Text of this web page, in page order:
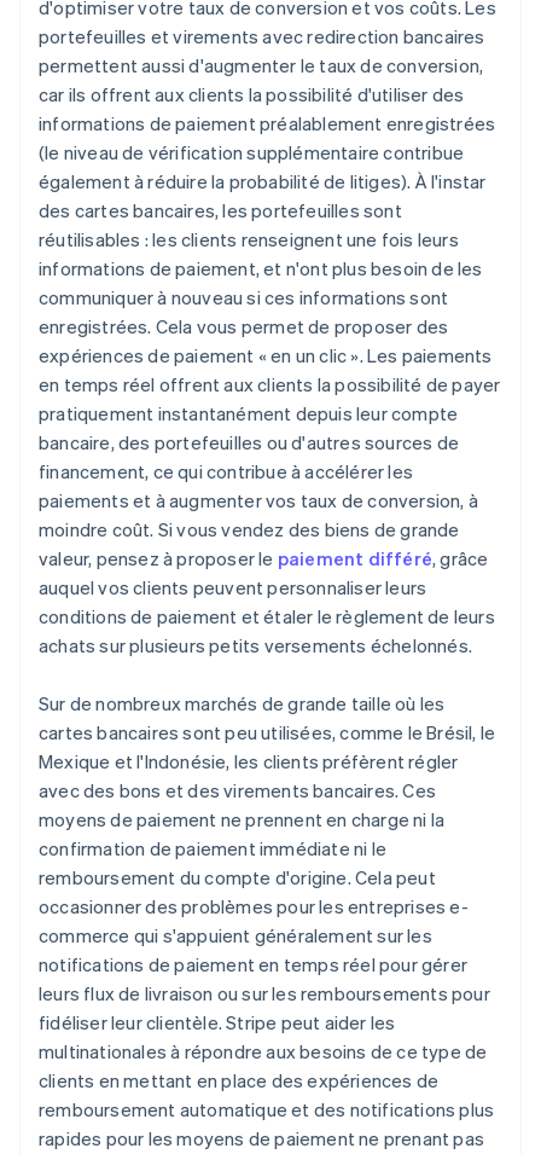
d'optimiser votre taux de conversion et vos coûts. Les
portefeuilles et virements avec redirection bancaires
permettent aussi d'augmenter le taux de conversion,
car ils offrent aux clients la possibilité d'utiliser des
informations de paiement préalablement enregistrées
(le niveau de vérification supplémentaire contribue
également à réduire la probabilité de litiges). À l'instar
des cartes bancaires, les portefeuilles sont
réutilisables : les clients renseignent une fois leurs
informations de paiement, et n'ont plus besoin de les
communiquer à nouveau si ces informations sont
enregistrées. Cela vous permet de proposer des
expériences de paiement « en un clic ». Les paiements
en temps réel offrent aux clients la possibilité de payer
pratiquement instantanément depuis leur compte
bancaire, des portefeuilles ou d'autres sources de
financement, ce qui contribue à accélérer les
paiements et à augmenter vos taux de conversion, à
moindre coût. Si vous vendez des biens de grande
valeur, pensez à proposer le paiement différé, grâce
auquel vos clients peuvent personnaliser leurs
conditions de paiement et étaler le règlement de leurs
achats sur plusieurs petits versements échelonnés.
Sur de nombreux marchés de grande taille où les
cartes bancaires sont peu utilisées, comme le Brésil, le
Mexique et l'Indonésie, les clients préfèrent régler
avec des bons et des virements bancaires. Ces
moyens de paiement ne prennent en charge ni la
confirmation de paiement immédiate ni le
remboursement du compte d'origine. Cela peut
occasionner des problèmes pour les entreprises e-
commerce qui s'appuient généralement sur les
notifications de paiement en temps réel pour gérer
leurs flux de livraison ou sur les remboursements pour
fidéliser leur clientèle. Stripe peut aider les
multinationales à répondre aux besoins de ce type de
clients en mettant en place des expériences de
remboursement automatique et des notifications plus
rapides pour les moyens de paiement ne prenant pas